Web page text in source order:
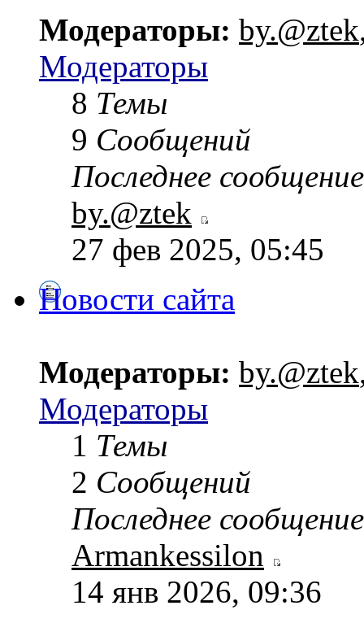
Модераторы: by.@ztek
Модераторы
8 Темы
9 Сообщений
Последнее сообщение
by.@ztek
27 фев 2025, 05:45
Новости сайта
Модераторы: by.@ztek
Модераторы
1 Темы
2 Сообщений
Последнее сообщение
Armankessilon
14 янв 2026, 09:36